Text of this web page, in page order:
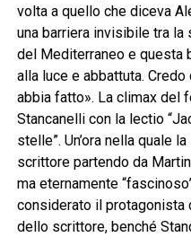
volta a quello che diceva
una barriera invisibile tra la
del Mediterraneo e questa
alla luce e abbattuta.
abbia fatto». La climax del
Stancanelli con la lectio
stelle”. Un’ora nella quale
scrittore partendo da
ma eternamente
considerato il protagonista
dello scrittore, benché